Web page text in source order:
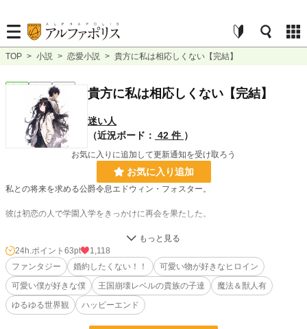
TOP > 小説 > 恋愛小説 > 貴方に私は相応しくない【完結】
短編 貴方に私は相応しくない【完結】
迷い人
（近況ボード： 42 件 ）
お気に入りに追加して更新通知を受け取ろう
お気に入り追加
私との将来を求める公爵令息エドウィン・フォスター。
彼は初恋の人で学園入学をきっかけに再会を果たした。
天使のような無邪気な笑みで愛を語り。
彼は私の心を踏みにじる。
私は貴方の都合の良い子にはなれません。
私は貴方に相応しい女にはなれません。
小説 13,664 位 / 228,762 件
24h.ポイント 63pt
1,118
ファンタジー
婚約したくない！！
可愛い物が好きなヒロイン
可愛い僕が好きな僕
王国崩壊レベルの貴族の子達
魔法＆獣人有
ゆるゆる世界観
ハッピーエンド